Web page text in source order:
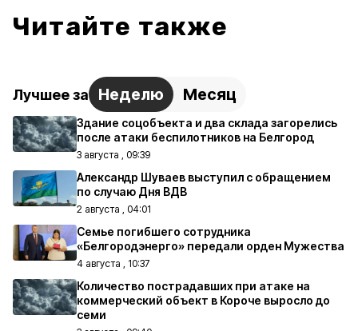
Читайте также
Лучшее за Неделю Месяц
Здание соцобъекта и два склада загорелись
после атаки беспилотников на Белгород
3 августа , 09:39
Александр Шуваев выступил с обращением
по случаю Дня ВДВ
2 августа , 04:01
Семье погибшего сотрудника
«Белгородэнерго» передали орден Мужества
4 августа , 10:37
Количество пострадавших при атаке на
коммерческий объект в Короче выросло до
семи